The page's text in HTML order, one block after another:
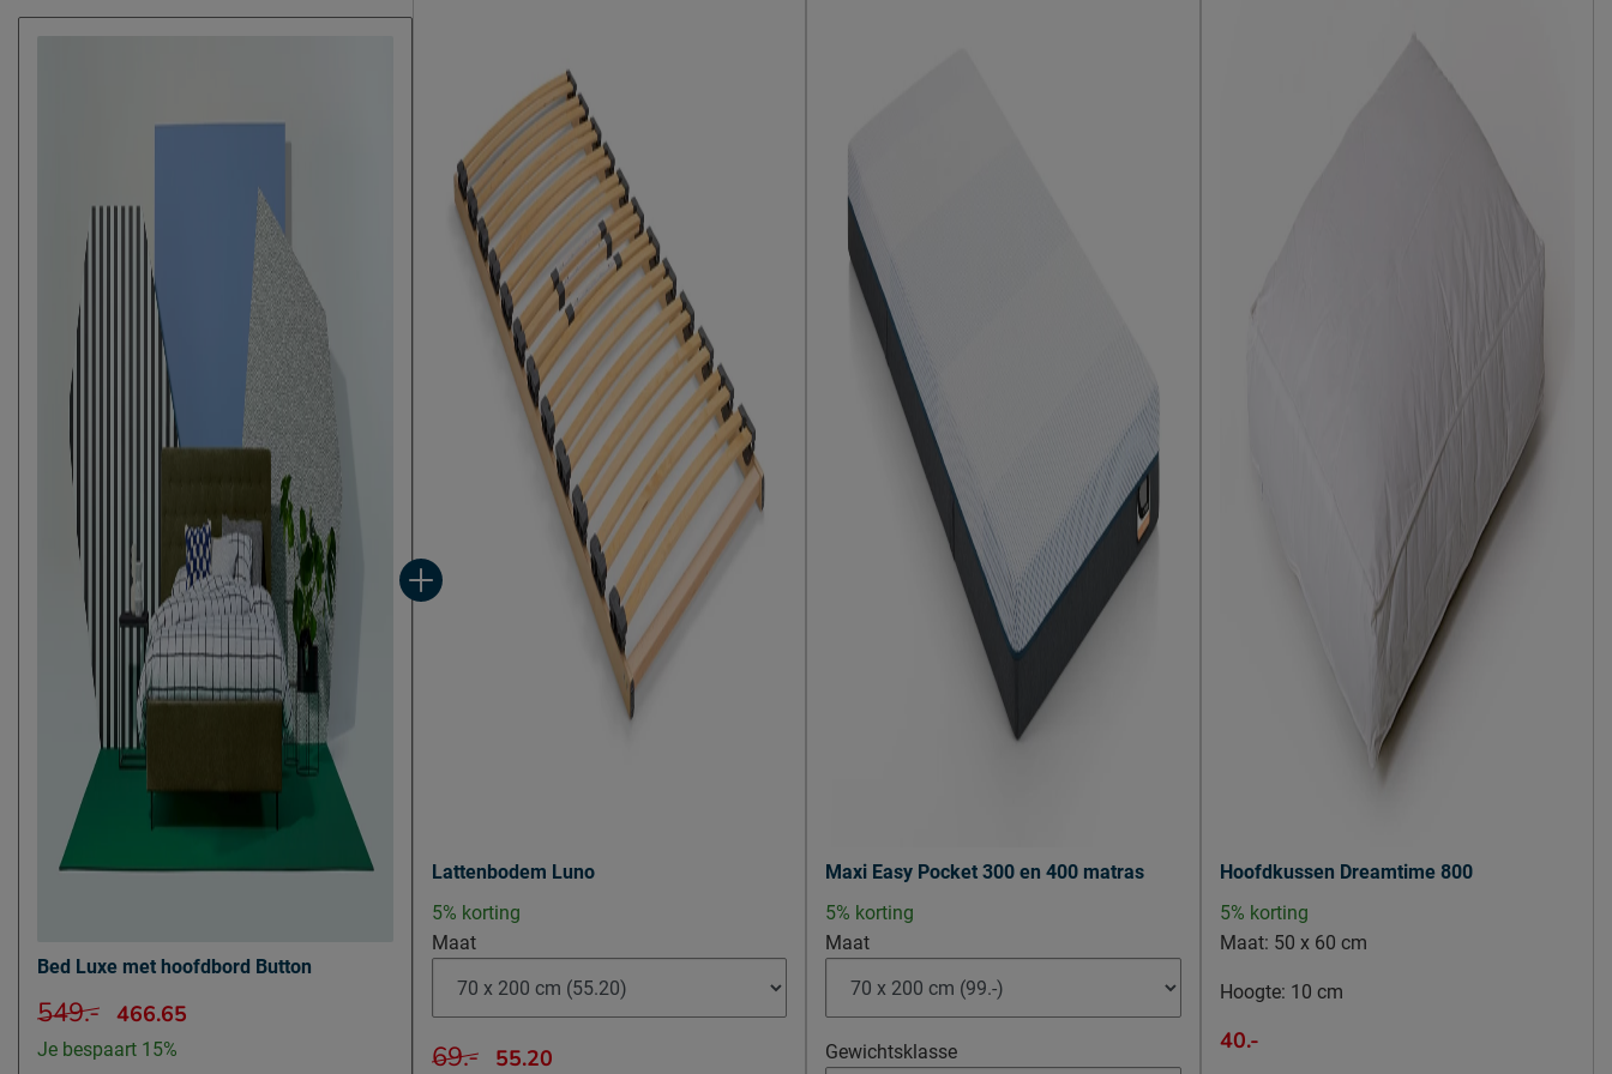
Elektrisch verstelbare bedbodem
mat zwart
Goed om te weten
stofzuigen met een meubelmondstuk
Garantie
10 jaar garantie volgens Beddenreus
voorwaarden
Leveranciersinformatie
Beddenreus B.V.
Locatie
Postbus 716, 5400 AS, Uden, Nederland
info@beddenreus.nl
Bed Luxe met hoofdbord Button
549.- 466.65
Je bespaart 15%
Lattenbodem Luno
5% korting
Maat
69.- 55.20
Maxi Easy Pocket 300 en 400 matras
5% korting
Maat
Gewichtsklasse
Hoofdkussen Dreamtime 800
5% korting
Maat: 50 x 60 cm
Hoogte: 10 cm
40.-